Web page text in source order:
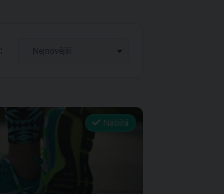
Nejnovější
Nabírá